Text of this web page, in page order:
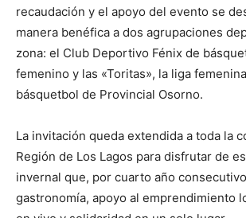
recaudación y el apoyo del evento se
manera benéfica a dos agrupaciones
zona: el Club Deportivo Fénix de
femenino y las «Toritas», la liga
básquetbol de Provincial Osorno.
La invitación queda extendida a toda la
Región de Los Lagos para disfrutar de
invernal que, por cuarto año
gastronomía, apoyo al emprendimiento